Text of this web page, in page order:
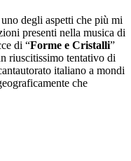
degli aspetti che più mi
presenti nella musica di
di “Forme e Cristalli”
riuscitissimo tentativo di
italiano a mondi
che